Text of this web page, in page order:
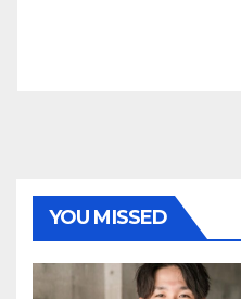
YOU MISSED